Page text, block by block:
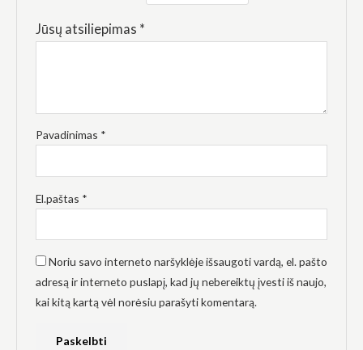
Jūsų atsiliepimas *
Pavadinimas *
El.paštas *
Noriu savo interneto naršyklėje išsaugoti vardą, el. pašto
adresą ir interneto puslapį, kad jų nebereiktų įvesti iš naujo,
kai kitą kartą vėl norėsiu parašyti komentarą.
mūsų
svetainėje,
pasiūlymus.